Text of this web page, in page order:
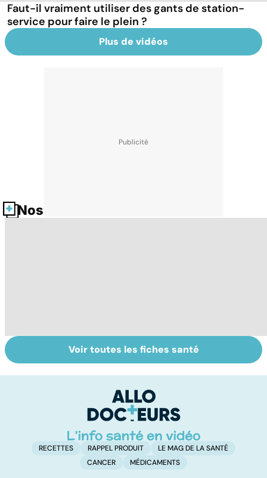
Faut-il vraiment utiliser des gants de station-
service pour faire le plein ?
Plus de vidéos
Nos fiches santé
Tout savoir sur
les infections
Inflammation des
amygdales : que
d'angine ?
Voir toutes les fiches santé
RECETTES RAPPEL PRODUIT
LE MAG DE LA SANTÉ
CANCER
MÉDICAMENTS